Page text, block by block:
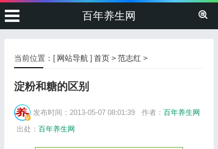
百年养生网
当前位置：[ 网站导航 ] 首页> 范志红 >
淀粉和糖的区别
发布时间：2013-05-07 08:01:39 作者： 百年养生网
出处： 百年养生网